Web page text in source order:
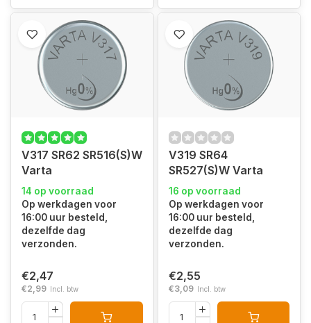
V317 SR62 SR516(S)W
Varta
14 op voorraad
Op werkdagen voor
16:00 uur besteld,
dezelfde dag
verzonden.
€2,47
€2,99 Incl. btw
V319 SR64
SR527(S)W Varta
16 op voorraad
Op werkdagen voor
16:00 uur besteld,
dezelfde dag
verzonden.
€2,55
€3,09 Incl. btw